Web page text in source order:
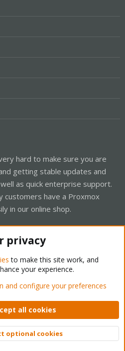
hard to make sure you are
getting stable updates and
as quick enterprise support.
customers have a Proxmox
in our online shop.
Forum - Light Mode
Privacy policy Help Home
© 2010-2026 XenForo Ltd.
Top
privacy
to make this site work, and
your experience.
and configure your preferences
all cookies
optional cookies